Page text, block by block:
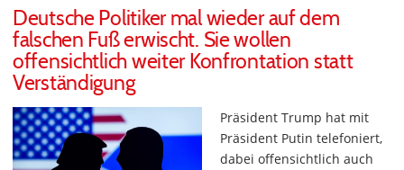
Deutsche Politiker mal wieder auf dem
falschen Fuß erwischt. Sie wollen
offensichtlich weiter Konfrontation statt
Verständigung
Präsident Trump hat mit
Präsident Putin telefoniert,
dabei offensichtlich auch